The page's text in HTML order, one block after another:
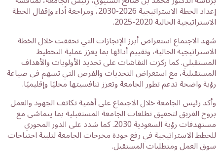
إعداد الخطة الاستراتيجية 2026-2030، ومراجعة أداء وإقفال الخطة
الاستراتيجية الحالية 2020-2025.
شهد الاجتماع استعراض أبرز الإنجازات التي تحققت خلال الخطة
الاستراتيجية الحالية، وتقييم أدائها بما يعزز عملية التخطيط
المستقبلي. كما ركزت النقاشات على تحديد الأولويات والأهداف
المستقبلية، مع استعراض التحديات والفرص التي تسهم في صياغة
رؤية واضحة تدعم تطور الجامعة وتعزز تنافسيتها محليًا وإقليميًا.
وأكد رئيس الجامعة خلال الاجتماع على أهمية تكاتف الجهود والعمل
بروح الفريق لتحقيق تطلعات الجامعة المستقبلية بما يتماشى مع
مستهدفات رؤية السعودية 2030. كما شدد على الدور المحوري
للخطط الاستراتيجية في رفع جودة مخرجات الجامعة لتلبية احتياجات
سوق العمل ومتطلبات المستقبل.